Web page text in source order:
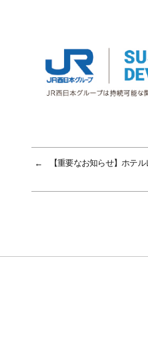
【重要なお知らせ】ホテ